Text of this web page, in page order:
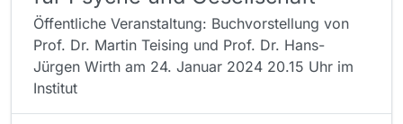
Öffentliche Veranstaltung: Buchvorstellung von
Prof. Dr. Martin Teising und Prof. Dr. Hans-
Jürgen Wirth am 24. Januar 2024 20.15 Uhr im
Institut